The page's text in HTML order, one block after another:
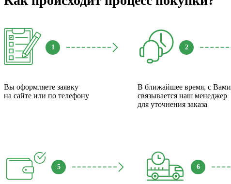
1
Вы оформляете заявку
на сайте или по телефону
2
В ближайшее время, с Вами
связывается наш менеджер
для уточнения заказа
5 6